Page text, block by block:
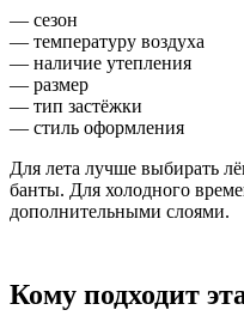
— сезон
— температуру воздуха
— наличие утепления
— размер
— тип застёжки
— стиль оформления
Для лета лучше выбирать
банты. Для холодного
дополнительными слоями.
Кому подходит